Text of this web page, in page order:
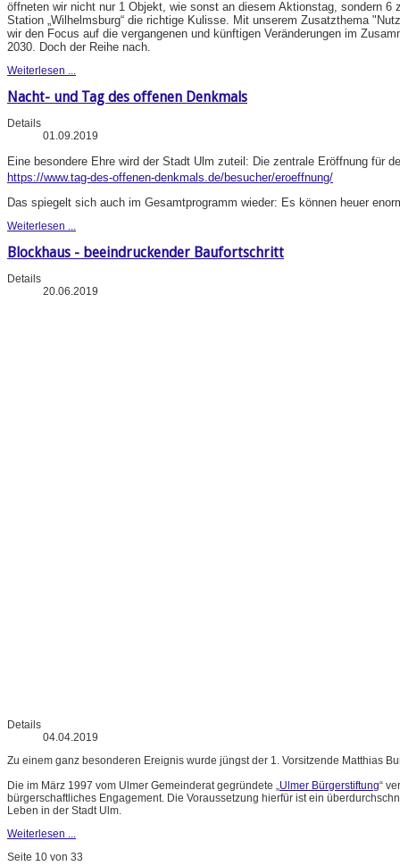
öffneten wir nicht nur 1 Objekt, wie sonst an diesem Aktionstag, sondern 6
Station „Wilhelmsburg“ die richtige Kulisse. Mit unserem Zusatzthema
wir den Focus auf die vergangenen und künftigen Veränderungen im
2030. Doch der Reihe nach.
Weiterlesen ...
Nacht- und Tag des offenen Denkmals
Details
01.09.2019
Eine besondere Ehre wird der Stadt Ulm zuteil: Die zentrale Eröffnung für
https://www.tag-des-offenen-denkmals.de/besucher/eroeffnung/
Das spiegelt sich auch im Gesamtprogramm wieder: Es können heuer
Weiterlesen ...
Blockhaus - beeindruckender Baufortschritt
Details
20.06.2019
Details
04.04.2019
Zu einem ganz besonderen Ereignis wurde jüngst der 1. Vorsitzende Matthias
Die im März 1997 vom Ulmer Gemeinderat gegründete „Ulmer Bürgerstiftung“
bürgerschaftliches Engagement. Die Voraussetzung hierfür ist ein
Leben in der Stadt Ulm.
Weiterlesen ...
Seite 10 von 33